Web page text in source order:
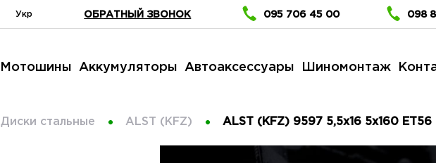
Укр ОБРАТНЫЙ ЗВОНОК 095 706 45 00 098
Мотошины Аккумуляторы Автоаксессуары Шиномонтаж
Диски стальные ALST (KFZ) ALST (KFZ) 9597 5,5x16 5x160